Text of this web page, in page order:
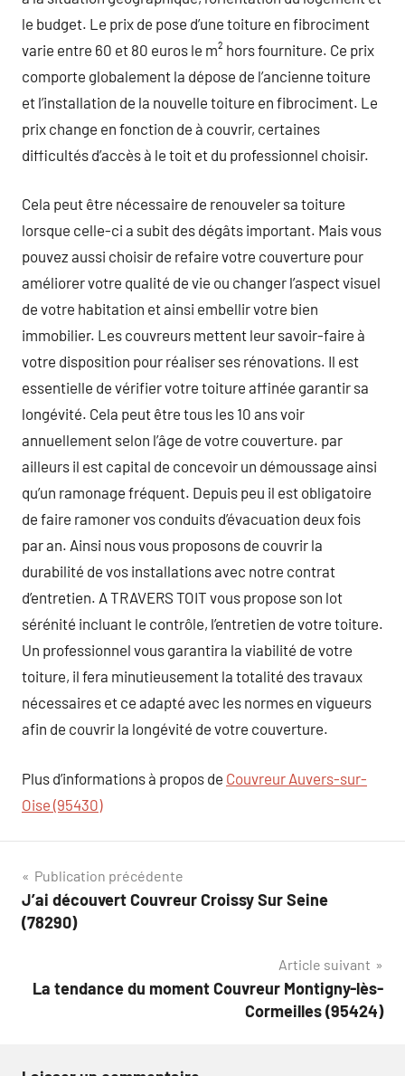
le budget. Le prix de pose d’une toiture en fibrociment
varie entre 60 et 80 euros le m² hors fourniture. Ce prix
comporte globalement la dépose de l’ancienne toiture
et l’installation de la nouvelle toiture en fibrociment. Le
prix change en fonction de à couvrir, certaines
difficultés d’accès à le toit et du professionnel choisir.
Cela peut être nécessaire de renouveler sa toiture
lorsque celle-ci a subit des dégâts important. Mais vous
pouvez aussi choisir de refaire votre couverture pour
améliorer votre qualité de vie ou changer l’aspect visuel
de votre habitation et ainsi embellir votre bien
immobilier. Les couvreurs mettent leur savoir-faire à
votre disposition pour réaliser ses rénovations. Il est
essentielle de vérifier votre toiture affinée garantir sa
longévité. Cela peut être tous les 10 ans voir
annuellement selon l’âge de votre couverture. par
ailleurs il est capital de concevoir un démoussage ainsi
qu’un ramonage fréquent. Depuis peu il est obligatoire
de faire ramoner vos conduits d’évacuation deux fois
par an. Ainsi nous vous proposons de couvrir la
durabilité de vos installations avec notre contrat
d’entretien. A TRAVERS TOIT vous propose son lot
sérénité incluant le contrôle, l’entretien de votre toiture.
Un professionnel vous garantira la viabilité de votre
toiture, il fera minutieusement la totalité des travaux
nécessaires et ce adapté avec les normes en vigueurs
afin de couvrir la longévité de votre couverture.
Plus d’informations à propos de Couvreur Auvers-sur-
Oise (95430)
Navigation
de
Publication précédente
J’ai découvert Couvreur Croissy Sur Seine
(78290)
Article suivant
La tendance du moment Couvreur Montigny-lès-
Cormeilles (95424)